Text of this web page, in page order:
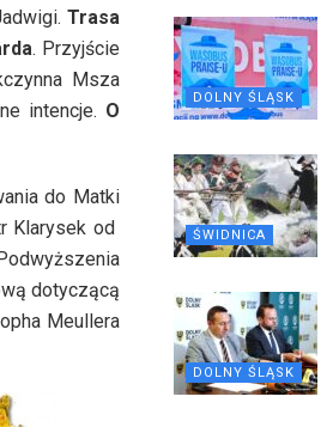
Trasa
. Przyjście
Msza
intencje. O
do Matki
Klarysek od
dotyczącą
Meullera
DOLNY ŚLĄSK
ŚWIDNICA
DOLNY ŚLĄSK